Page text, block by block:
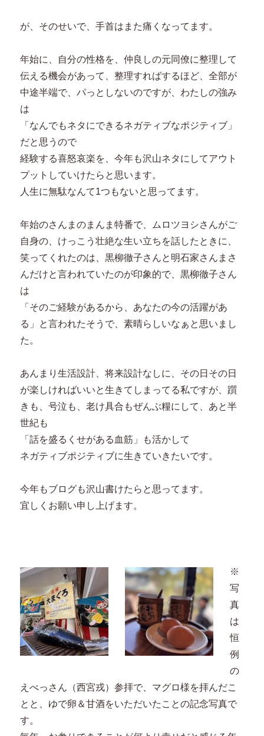
が、そのせいで、手首はまた痛くなってます。
年始に、自分の性格を、仲良しの元同僚に整理して
伝える機会があって、整理すればするほど、全部が
中途半端で、パっとしないのですが、わたしの強み
は
「なんでもネタにできるネガティブなポジティブ」
だと思うので
経験する喜怒哀楽を、今年も沢山ネタにしてアウト
プットしていけたらと思います。
人生に無駄なんて1つもないと思ってます。
年始のさんまのまんま特番で、ムロツヨシさんがご
自身の、けっこう壮絶な生い立ちを話したときに、
笑ってくれたのは、黒柳徹子さんと明石家さんまさ
んだけと言われていたのが印象的で、黒柳徹子さん
は
「そのご経験があるから、あなたの今の活躍があ
る」と言われたそうで、素晴らしいなぁと思いまし
た。
あんまり生活設計、将来設計なしに、その日その日
が楽しければいいと生きてしまってる私ですが、躓
きも、号泣も、老け具合もぜんぶ糧にして、あと半
世紀も
「話を盛るくせがある血筋」も活かして
ネガティブポジティブに生きていきたいです。
今年もブログも沢山書けたらと思ってます。
宜しくお願い申し上げます。
※
写
真
は
恒
例
の
えべっさん（西宮戎）参拝で、マグロ様を拝んだこ
とと、ゆで卵＆甘酒をいただいたことの記念写真で
す。